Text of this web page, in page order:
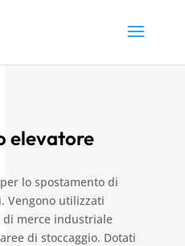
elevatore
lo spostamento di
Vengono utilizzati
merce industriale
di stoccaggio. Dotati